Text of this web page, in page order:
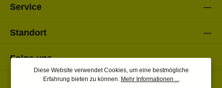
Service
Standort
Folge uns
Diese Website verwendet Cookies, um eine bestmögliche
Erfahrung bieten zu können. Mehr Informationen ...